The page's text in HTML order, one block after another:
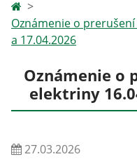
Oznámenie o
a 17.04.2026
Oznámenie o
elektriny
27.03.2026